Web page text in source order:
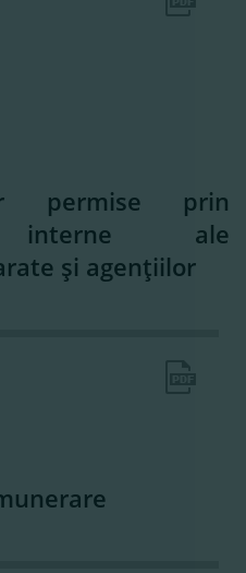
permise prin
interne ale
şi agenţiilor